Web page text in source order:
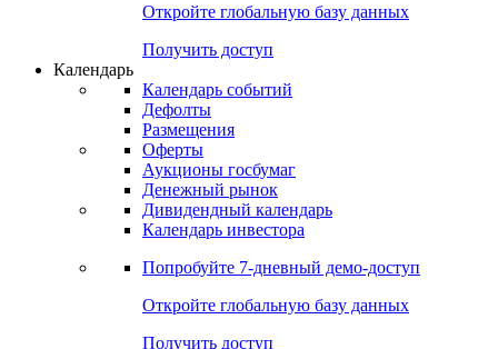
Откройте глобальную базу данных
Получить доступ
Календарь
Календарь событий
Дефолты
Размещения
Оферты
Аукционы госбумаг
Денежный рынок
Дивидендный календарь
Календарь инвестора
Попробуйте 7-дневный демо-доступ
Откройте глобальную базу данных
Получить доступ